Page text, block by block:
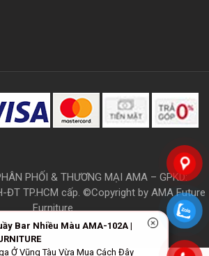
PHỐI & THƯƠNG MẠI AMA – GPKD:
ĐT TP.HCM cấp. ©Copyright by AMA Future
Furniture
Bar Nhiều Màu AMA-102A |
Ở Vũng Tàu Vừa Mua Cách Đây